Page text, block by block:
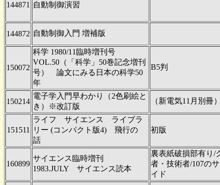
144871 自動制御演習
144872 自動制御入門 増補版
150072
科学 1980/11臨時増刊号
VOL.50（「科学」50巻記念増刊
号） 論文にみる日本の科学50
年
B5判
150214
電子学入門早わかり（2色刷絵と
き）※改訂版
（新電気11月別冊
151511
ライフ サイエンス ライブラ
リー (コンパクト版4) 飛行の
話
初版
160899
サイエンス臨時増刊
1983.JULY サイエンス読本
裏表紙破損部有り/
者・技術者/107の
イド